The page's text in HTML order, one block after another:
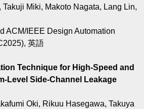
Takuji Miki, Makoto Nagata, Lang Lin,
ACM/IEEE Design Automation
英語
Technique for High-Speed and
Level Side-Channel Leakage
Oki, Rikuu Hasegawa, Takuya